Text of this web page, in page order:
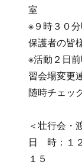
室
※９時３０
保護者の皆
※活動２日
習会場変更
随時チェッ
＜壮行会・
日 時：１
１５